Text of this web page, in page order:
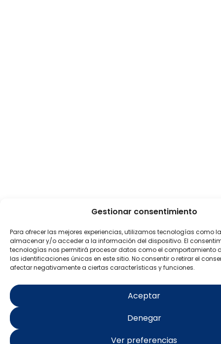
Gestionar consentimiento
Para ofrecer las mejores experiencias, utilizamos tecnologías como
almacenar y/o acceder a la información del dispositivo. El
tecnologías nos permitirá procesar datos como el comportamiento
las identificaciones únicas en este sitio. No consentir o retirar el
afectar negativamente a ciertas características y funciones.
Aceptar
Denegar
Ver preferencias